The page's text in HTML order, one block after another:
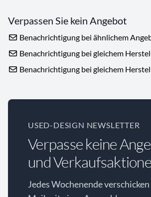
Verpassen Sie kein Angebot
Benachrichtigung bei ähnlichem
Benachrichtigung bei gleichem
Benachrichtigung bei gleichem
USED-DESIGN NEWSLETTER
Verpasse keine
und
Jedes Wochenende